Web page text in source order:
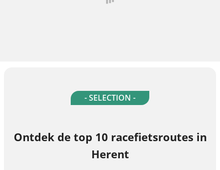
- SELECTION -
Ontdek de top 10 racefietsroutes in
Herent